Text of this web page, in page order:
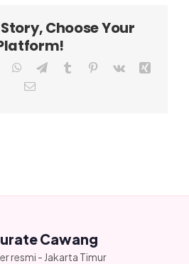
Choose Your
WhatsApp
TelegramTumblr Pinterest
Vk
Email
Cawang
resmi - Jakarta Timur